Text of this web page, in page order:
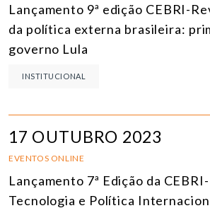
Lançamento 9ª edição CEBRI-
da política externa brasileira:
governo Lula
INSTITUCIONAL
17 OUTUBRO 2023
EVENTOS ONLINE
Lançamento 7ª Edição da
Tecnologia e Política